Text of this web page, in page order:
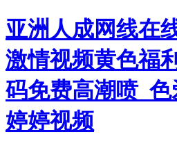
亚洲人成网线在
激情视频黄色福
码免费高潮喷_色
婷婷视频